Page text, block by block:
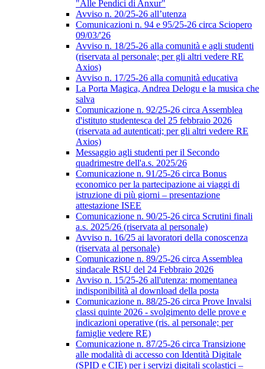
"Alle Pendici di Anxur"
Avviso n. 20/25-26 all’utenza
Comunicazioni n. 94 e 95/25-26 circa Sciopero
09/03/'26
Avviso n. 18/25-26 alla comunità e agli studenti
(riservata al personale; per gli altri vedere RE
Axios)
Avviso n. 17/25-26 alla comunità educativa
La Porta Magica, Andrea Delogu e la musica che
salva
Comunicazione n. 92/25-26 circa Assemblea
d'istituto studentesca del 25 febbraio 2026
(riservata ad autenticati; per gli altri vedere RE
Axios)
Messaggio agli studenti per il Secondo
quadrimestre dell'a.s. 2025/26
Comunicazione n. 91/25-26 circa Bonus
economico per la partecipazione ai viaggi di
istruzione di più giorni – presentazione
attestazione ISEE
Comunicazione n. 90/25-26 circa Scrutini finali
a.s. 2025/26 (riservata al personale)
Avviso n. 16/25 ai lavoratori della conoscenza
(riservata al personale)
Comunicazione n. 89/25-26 circa Assemblea
sindacale RSU del 24 Febbraio 2026
Avviso n. 15/25-26 all'utenza: momentanea
indisponibilità al download della posta
Comunicazione n. 88/25-26 circa Prove Invalsi
classi quinte 2026 - svolgimento delle prove e
indicazioni operative (ris. al personale; per
famiglie vedere RE)
Comunicazione n. 87/25-26 circa Transizione
alle modalità di accesso con Identità Digitale
(SPID e CIE) per i servizi digitali scolastici –